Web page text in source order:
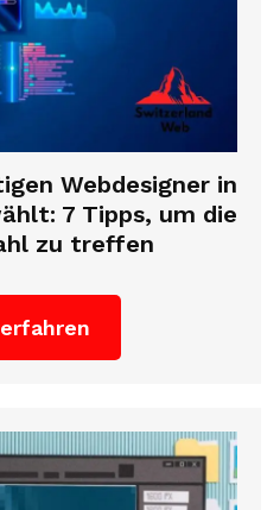
Webdesigner in
7 Tipps, um die
zu treffen